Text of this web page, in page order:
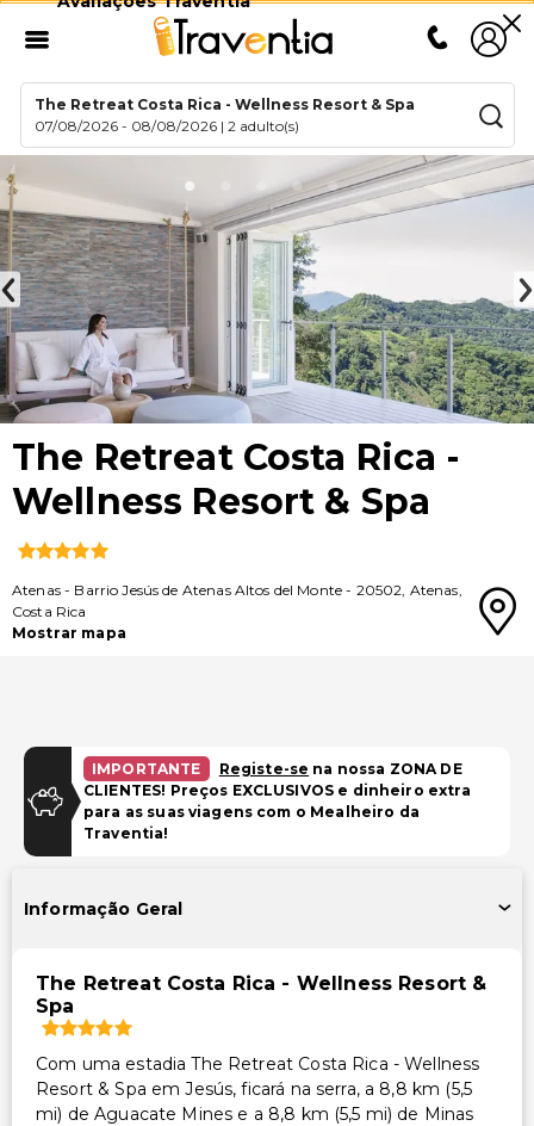
The Retreat Costa Rica - Wellness Resort & Spa
07/08/2026 - 08/08/2026 |2 adulto(s)
The Retreat Costa Rica -
Wellness Resort & Spa
Atenas- Barrio Jesús de Atenas Altos del Monte - 20502, Atenas,
Costa Rica
Mostrar mapa
IMPORTANTE Registe-se na nossa ZONA DE
CLIENTES! Preços EXCLUSIVOS e dinheiro extra
para as suas viagens com o Mealheiro da
Traventia!
Informação Geral
The Retreat Costa Rica - Wellness Resort &
Spa
Com uma estadia The Retreat Costa Rica - Wellness
Resort & Spa em Jesús, ficará na serra, a 8,8 km (5,5
mi) de Aguacate Mines e a 8,8 km (5,5 mi) de Minas